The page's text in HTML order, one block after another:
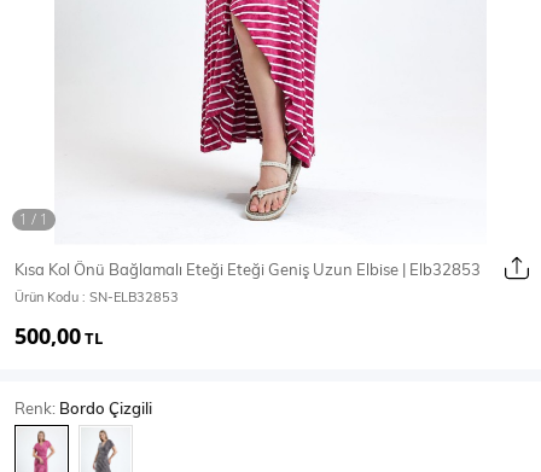
Mont & Kaban
T-Shirt
Kısa Kol Önü Bağlamalı Eteği Eteği Geniş Uzun Elbise | Elb32853
Ürün Kodu : SN-ELB32853
500,00TL
Renk: Bordo Çizgili